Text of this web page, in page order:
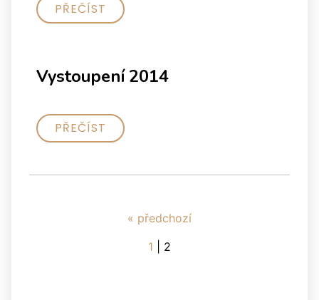
PŘEČÍST
Vystoupení 2014
PŘEČÍST
« předchozí
1
2